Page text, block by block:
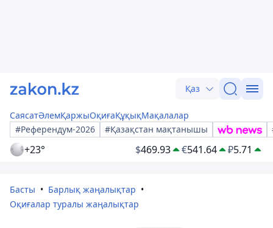
Қаз
СаясатӘлемҚаржыОқиғаҚұқықМақалалар
#Референдум-2026
#Қазақстан мақтанышы
+23° $469.93 €541.64 ₽5.71
Басты
Барлық жаңалықтар
Оқиғалар туралы жаңалықтар